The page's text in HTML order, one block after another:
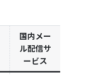
国内メー
ル配信サ
ービス